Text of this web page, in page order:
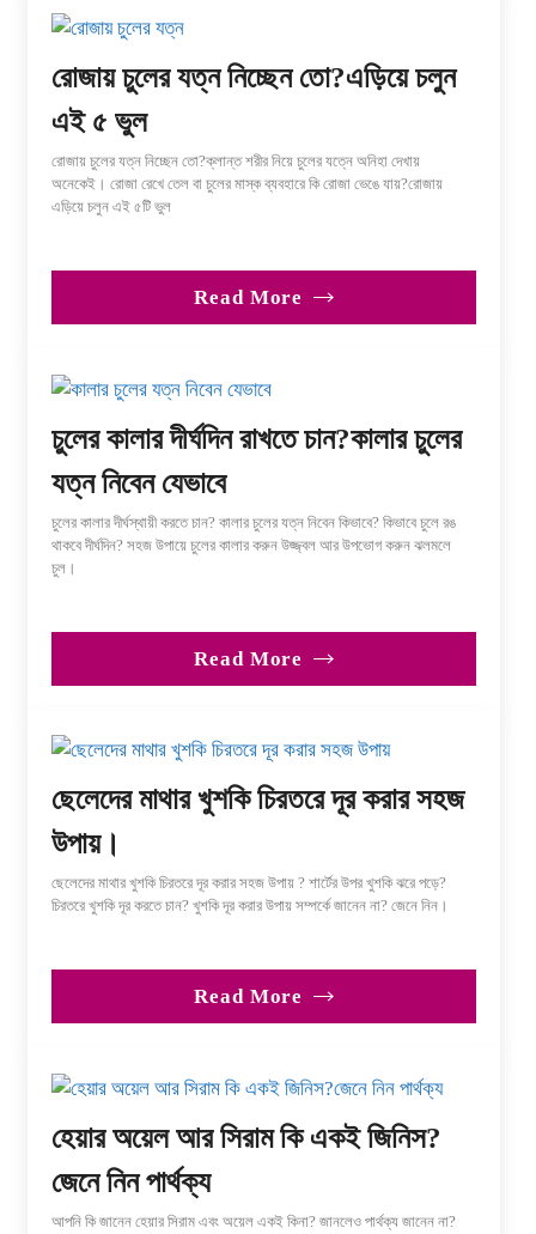
রোজায় চুলের যত্ন নিচ্ছেন তো?এড়িয়ে চলুন
এই ৫ ভুল
রোজায় চুলের যত্ন নিচ্ছেন তো?ক্লান্ত শরীর নিয়ে চুলের যত্নে অনিহা দেখায়
অনেকেই। রোজা রেখে তেল বা চুলের মাস্ক ব্যবহারে কি রোজা ভেঙে যায়?রোজায়
এড়িয়ে চলুন এই ৫টি ভুল
Read More
চুলের কালার দীর্ঘদিন রাখতে চান?কালার চুলের
যত্ন নিবেন যেভাবে
চুলের কালার দীর্ঘস্থায়ী করতে চান? কালার চুলের যত্ন নিবেন কিভাবে? কিভাবে চুলে রঙ
থাকবে দীর্ঘদিন? সহজ উপায়ে চুলের কালার করুন উজ্জ্বল আর উপভোগ করুন ঝলমলে
চুল।
Read More
ছেলেদের মাথার খুশকি চিরতরে দূর করার সহজ
উপায়।
ছেলেদের মাথার খুশকি চিরতরে দূর করার সহজ উপায় ? শার্টের উপর খুশকি ঝরে পড়ে?
চিরতরে খুশকি দূর করতে চান? খুশকি দূর করার উপায় সম্পর্কে জানেন না? জেনে নিন।
Read More
হেয়ার অয়েল আর সিরাম কি একই জিনিস?
জেনে নিন পার্থক্য
আপনি কি জানেন হেয়ার সিরাম এবং অয়েল একই কিনা? জানলেও পার্থক্য জানেন না?